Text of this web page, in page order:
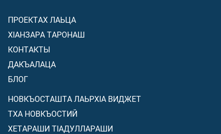
ПРОЕКТАХ ЛАЬЦА
ХIАНЗАРА ТАРОНАШ
КОНТАКТЫ
ДАКЪАЛАЦА
БЛОГ
НОВКЪОСТАШТА ЛАЬРХIА ВИДЖЕТ
ТХА НОВКЪОСТИЙ
ХЕТАРАШИ ТIАДУЛЛАРАШИ